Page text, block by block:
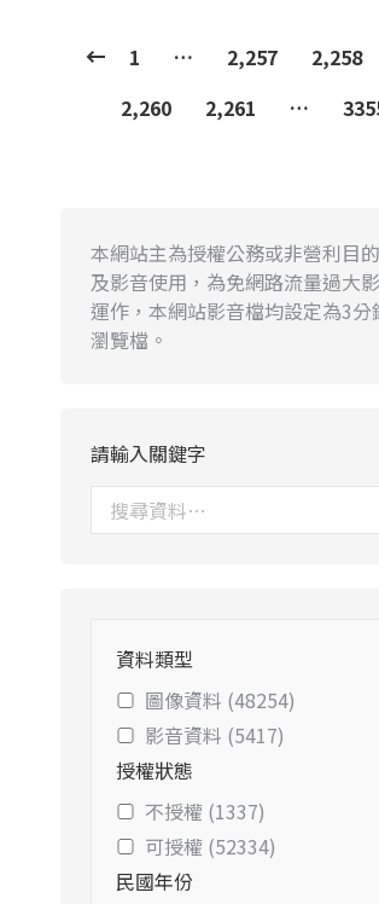
1 … 2,257 2,258
2,260
2,261 …
本網站主為授權公務或非營利目
及影音使用，為免網路流量過大
運作，本網站影音檔均設定為3分
瀏覽檔。
請輸入關鍵字
資料類型
圖像資料 (48254)
影音資料 (5417)
授權狀態
不授權 (1337)
可授權 (52334)
民國年份